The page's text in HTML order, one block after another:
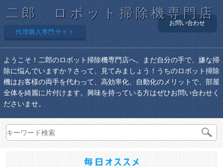
二郎 ロボット掃除機専門店
代理購入専門サイト
お問い合わせ
ようこそ！二郎のロボット掃除機専門店へ。まだ自分の手で、嫌な掃
除に悩んでいますか？さって、見てみましょう！うちのロボット掃除
機はお客様の両手を代わって、高効率化、自動化のメリットで、部屋
全体を綺麗に片付けます。興味を持っている方はぜひお問い合わせく
ださいませ。